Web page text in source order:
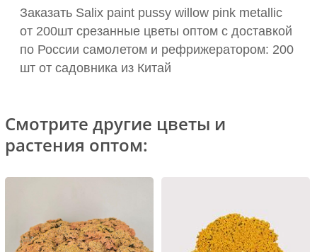
Заказать Salix paint pussy willow pink metallic
от 200шт срезанные цветы оптом с доставкой
по России самолетом и рефрижератором: 200
шт от садовника из Китай
Смотрите другие цветы и
растения оптом: